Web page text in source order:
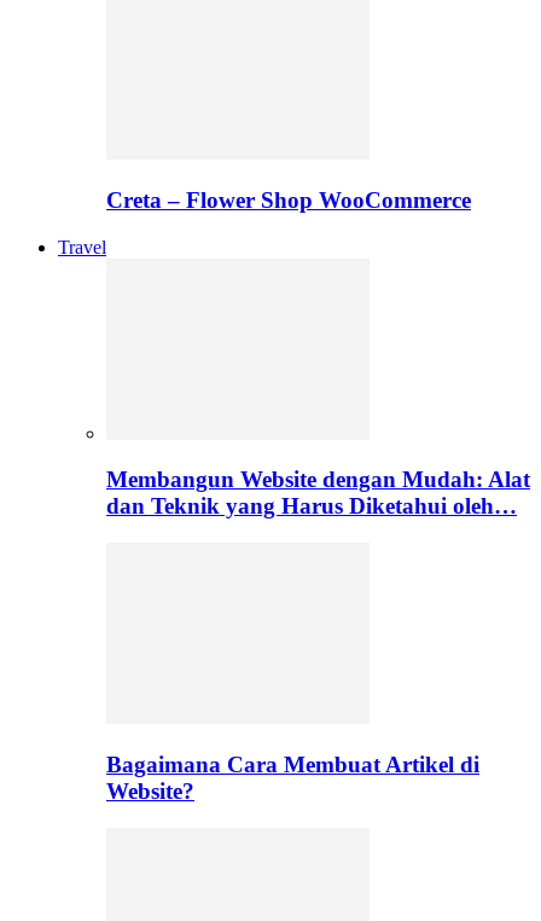
Creta – Flower Shop WooCommerce
Travel
Membangun Website dengan Mudah: Alat
dan Teknik yang Harus Diketahui oleh…
Bagaimana Cara Membuat Artikel di
Website?